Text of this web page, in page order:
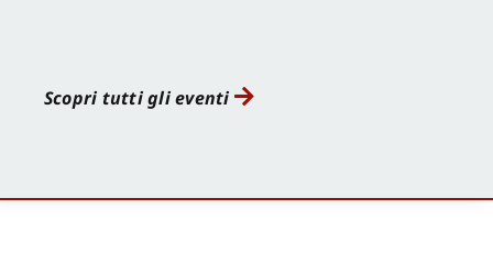
Scopri tutti gli eventi